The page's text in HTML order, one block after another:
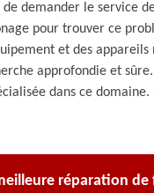
demander le service
pour trouver ce
et des appareils
approfondie et
dans ce domaine.
réparation